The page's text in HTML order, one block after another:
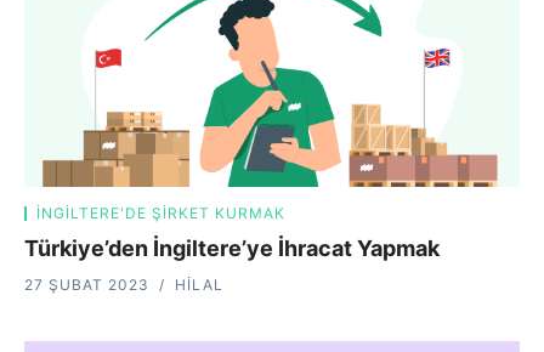
İNGILTERE'DE ŞIRKET KURMAK
Türkiye’den İngiltere’ye İhracat Yapmak
27 ŞUBAT 2023 HILAL